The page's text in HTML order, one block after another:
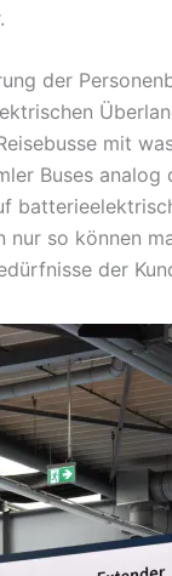
der
mit
Buses
so können
der